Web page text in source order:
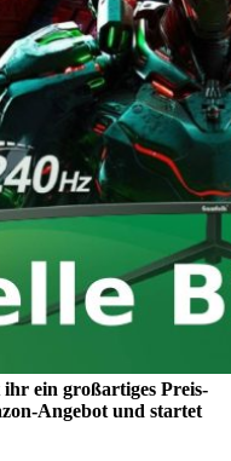
ein großartiges Preis-
Angebot und startet